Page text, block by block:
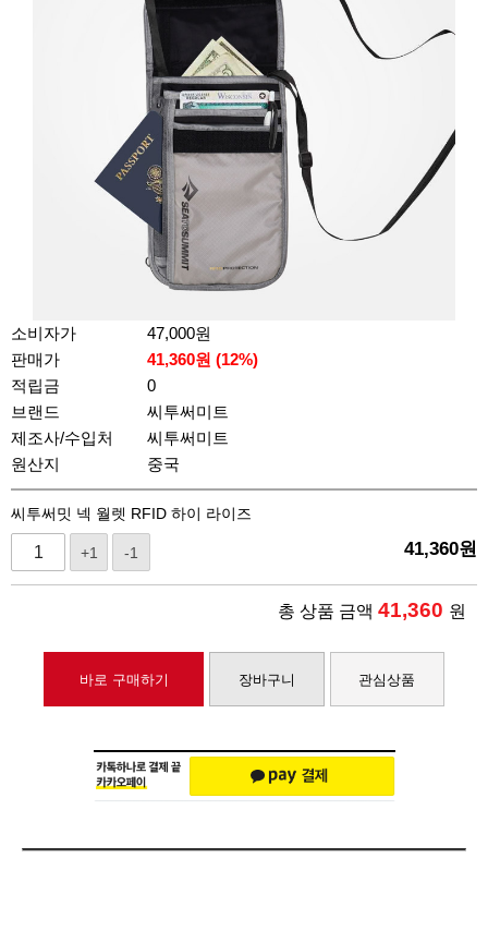
소비자가
47,000원
판매가
41,360원 (12%)
적립금
0
브랜드
씨투써미트
제조사/수입처
씨투써미트
원산지
중국
씨투써밋 넥 월렛 RFID 하이 라이즈
+1 -1 41,360원
총 상품 금액 41,360 원
바로 구매하기 장바구니 관심상품